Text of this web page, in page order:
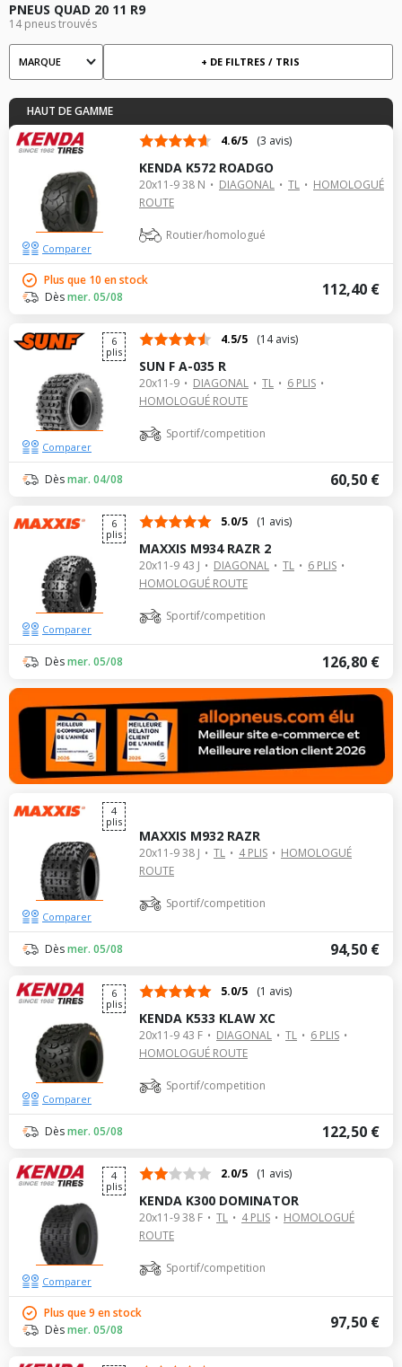
PNEUS QUAD 20 11 R9
14 pneus trouvés
MARQUE + DE FILTRES / TRIS
Marque
HAUT DE GAMME
4.6/5
(3 avis)
KENDA K572 ROADGO
20x11-9 38 N DIAGONAL TL
HOMOLOGUÉ
ROUTE
Routier/homologué
112,40 €
Plus que 10 en stock
Dèsmer. 05/08
Comparer
6
plis
4.5/5 (14 avis)
SUN F A-035 R
20x11-9 DIAGONAL TL
6 PLIS
HOMOLOGUÉ ROUTE
Sportif/competition
60,50 €
Dèsmar. 04/08
Comparer
6
plis
5.0/5 (1 avis)
MAXXIS M934 RAZR 2
20x11-9 43 J DIAGONAL TL
6 PLIS
HOMOLOGUÉ ROUTE
Sportif/competition
126,80 €
Dèsmer. 05/08
Comparer
4
plis
MAXXIS M932 RAZR
20x11-9 38 J TL 4 PLIS
HOMOLOGUÉ
ROUTE
Sportif/competition
94,50 €
Dèsmer. 05/08
Comparer
6
plis
5.0/5 (1 avis)
KENDA K533 KLAW XC
20x11-9 43 F DIAGONAL TL
6 PLIS
HOMOLOGUÉ ROUTE
Sportif/competition
122,50 €
Dèsmer. 05/08
Comparer
4
plis
2.0/5 (1 avis)
KENDA K300 DOMINATOR
20x11-9 38 F TL 4 PLIS
HOMOLOGUÉ
ROUTE
Sportif/competition
97,50 €
Plus que 9 en stock
Dèsmer. 05/08
Comparer